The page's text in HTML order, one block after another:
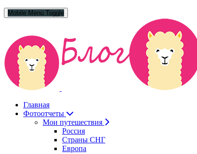
Mobile Menu Toggle
Главная
Фотоотчеты
Мои путешествия
Россия
Страны СНГ
Европа